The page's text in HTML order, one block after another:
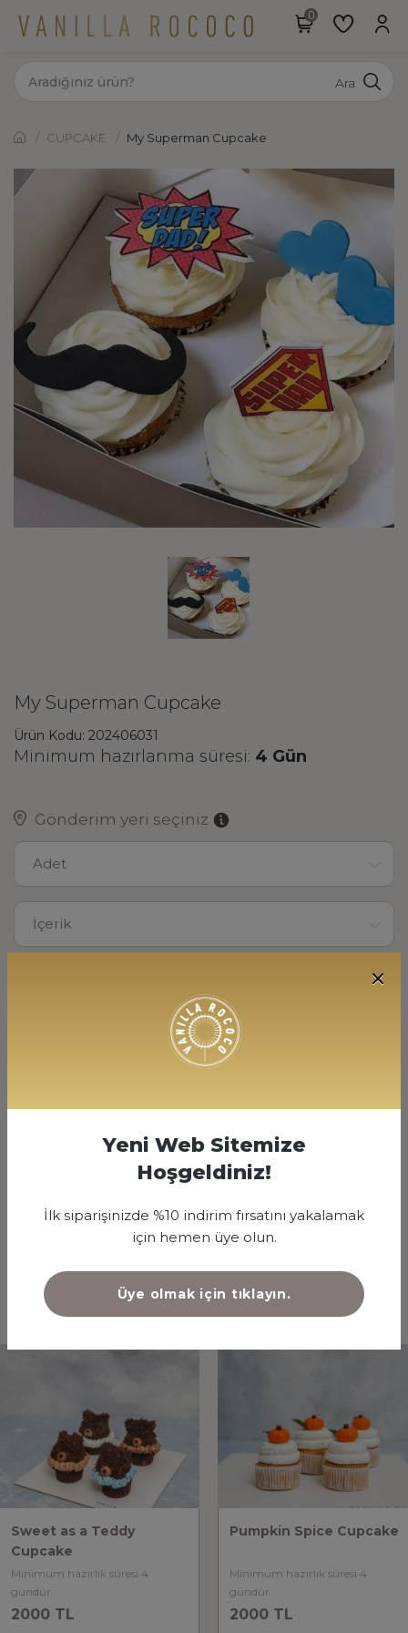
Ara
CUPCAKE My Superman Cupcake
My Superman Cupcake
Ürün Kodu: 202406031
Minimum hazırlanma süresi: 4 Gün
Gönderim yeri seçiniz
Adet
İçerik
1800 TL
SİPARİŞ VER
Sweet as a Teddy
Cupcake
Minimum hazırlık süresi 4
gündür
2000 TL
Pumpkin Spice Cupcake
Minimum hazırlık süresi 4
gündür
2000 TL
Yeni Web Sitemize
Hoşgeldiniz!
İlk siparişinizde %10 indirim fırsatını yakalamak
için hemen üye olun.
Üye olmak için tıklayın.